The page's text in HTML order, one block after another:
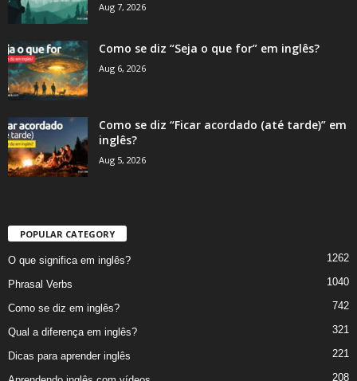
Aug 7, 2026
Como se diz “Seja o que for” em inglês?
Aug 6, 2026
Como se diz “Ficar acordado (até tarde)” em
inglês?
Aug 5, 2026
POPULAR CATEGORY
O que significa em inglês? 1262
Phrasal Verbs 1040
Como se diz em inglês? 742
Qual a diferença em inglês? 321
Dicas para aprender inglês 221
208